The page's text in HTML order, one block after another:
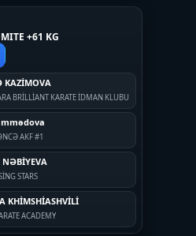
+61 KG
BRİLLİANT KARATE İDMAN KLUBU
AKF #1
NƏBİYEVA
STARS
KHİMSHİASHVİLİ
ACADEMY